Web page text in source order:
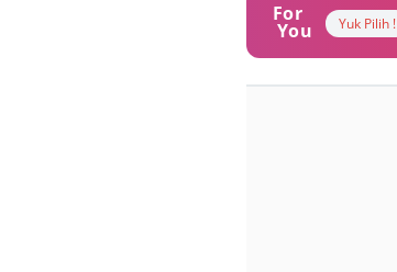
For
You Yuk Pilih !